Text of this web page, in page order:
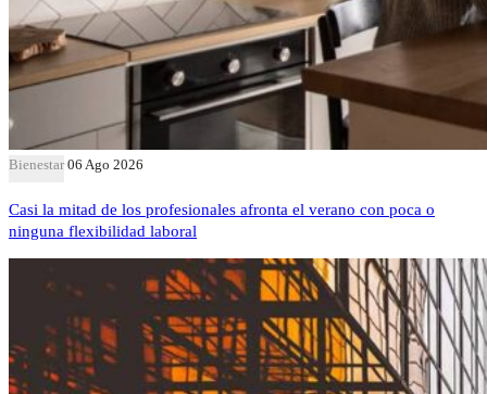
Bienestar 06 Ago 2026
Casi la mitad de los profesionales afronta el verano con poca o
ninguna flexibilidad laboral